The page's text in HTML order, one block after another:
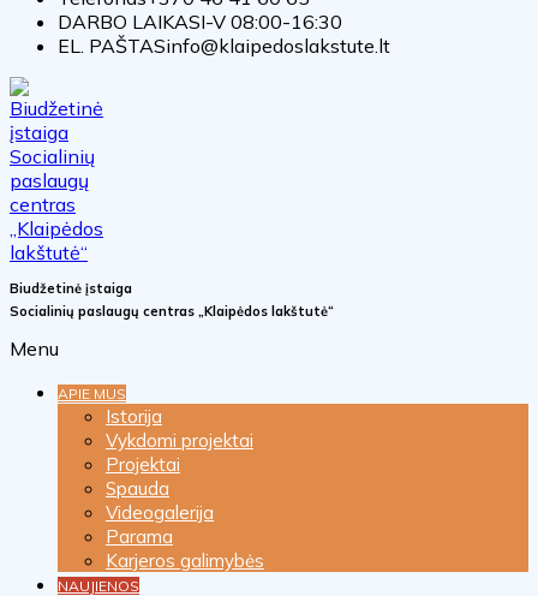
DARBO LAIKASI-V 08:00-16:30
EL. PAŠTASinfo@klaipedoslakstute.lt
Biudžetinė įstaiga
Socialinių paslaugų centras „Klaipėdos lakštutė“
Menu
APIE MUS
Istorija
Vykdomi projektai
Projektai
Spauda
Videogalerija
Parama
Karjeros galimybės
NAUJIENOS